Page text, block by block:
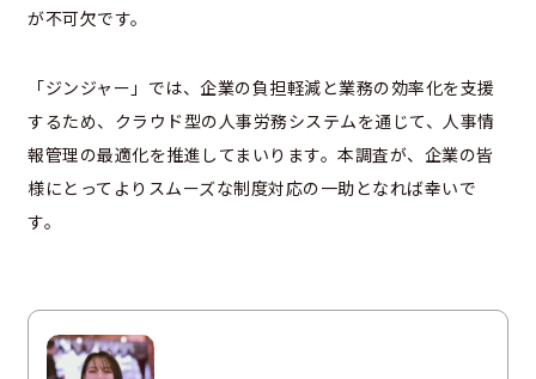
が不可欠です。
「ジンジャー」では、企業の負担軽減と業務の効率化を支援
するため、クラウド型の人事労務システムを通じて、人事情
報管理の最適化を推進してまいります。本調査が、企業の皆
様にとってよりスムーズな制度対応の一助となれば幸いで
す。